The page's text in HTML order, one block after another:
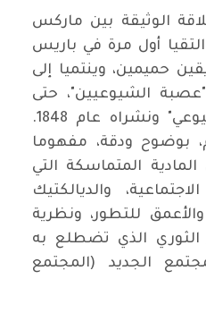
الوثيقة بين ماركس
التقيا أول مرة في باريس
صديقين حميمين، وينتميا إلى
الشيوعيين"، حتى
أصدرا معا "البيان الشيوعي" ونشراه عام 1848.
بوضوح ودقة، مفهوما
المتماسكة التي
والديالكتيك
للتطور، ونظرية
الثوري الذي تضطلع به
الجديد (المجتمع